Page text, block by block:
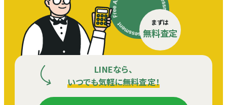
まずは
無料査定
LINEなら、
いつでも気軽に無料査定！